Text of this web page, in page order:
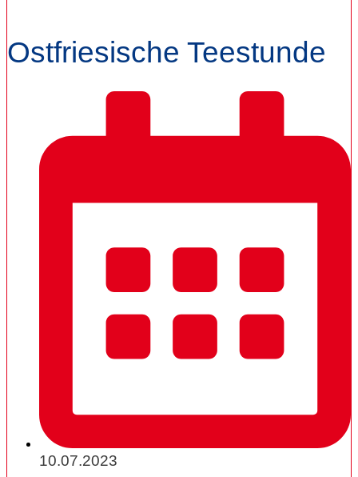
Ostfriesische Teestunde
10.07.2023